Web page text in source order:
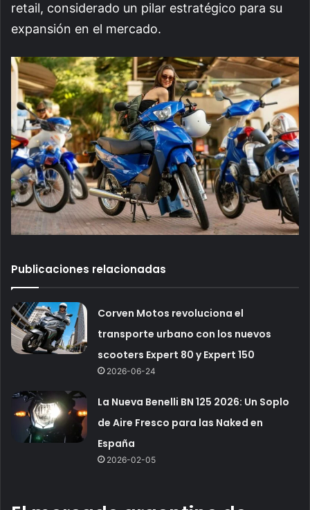
retail, considerado un pilar estratégico para su
expansión en el mercado.
Publicaciones relacionadas
Corven Motos revoluciona el
transporte urbano con los nuevos
scooters Expert 80 y Expert 150
2026-06-24
La Nueva Benelli BN 125 2026: Un Soplo
de Aire Fresco para las Naked en
España
2026-02-05